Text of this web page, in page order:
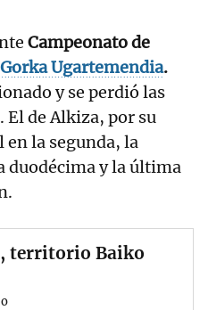
Campeonato de
Gorka Ugartemendia.
y se perdió las
de Alkiza, por su
en la segunda, la
duodécima y la última
territorio Baiko